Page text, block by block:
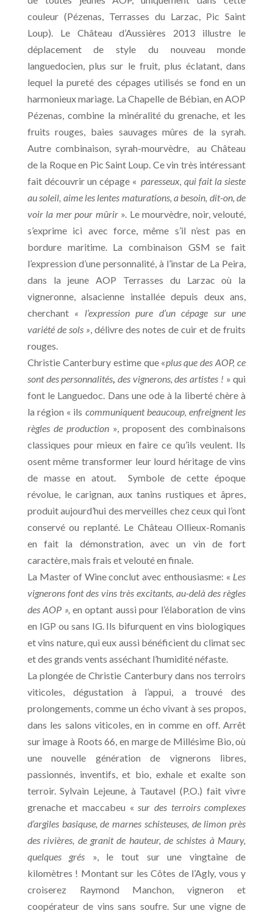
couleur (Pézenas, Terrasses du Larzac, Pic Saint
Loup). Le Château d’Aussières 2013 illustre le
déplacement de style du nouveau monde
languedocien, plus sur le fruit, plus éclatant, dans
lequel la pureté des cépages utilisés se fond en un
harmonieux mariage. La Chapelle de Bébian, en AOP
Pézenas, combine la minéralité du grenache, et les
fruits rouges, baies sauvages mûres de la syrah.
Autre combinaison, syrah-mourvèdre, au Château
de la Roque en Pic Saint Loup. Ce vin très intéressant
fait découvrir un cépage «paresseux, qui fait la sieste
au soleil, aime les lentes maturations, a besoin, dit-on, de
voir la mer pour mûrir». Le mourvèdre, noir, velouté,
s’exprime ici avec force, même s’il n’est pas en
bordure maritime. La combinaison GSM se fait
l’expression d’une personnalité, à l’instar de La Peira,
dans la jeune AOP Terrasses du Larzac où la
vigneronne, alsacienne installée depuis deux ans,
cherchant« l’expression pure d’un cépage sur une
variété de sols », délivre des notes de cuir et de fruits
rouges.
Christie Canterbury estime que «plus que des AOP, ce
sont des personnalités, des vignerons, des artistes ! » qui
font le Languedoc. Dans une ode à la liberté chère à
la région « ils communiquent beaucoup, enfreignent les
règles de production », proposent des combinaisons
classiques pour mieux en faire ce qu’ils veulent. Ils
osent même transformer leur lourd héritage de vins
de masse en atout. Symbole de cette époque
révolue, le carignan, aux tanins rustiques et âpres,
produit aujourd’hui des merveilles chez ceux qui l’ont
conservé ou replanté. Le Château Ollieux-Romanis
en fait la démonstration, avec un vin de fort
caractère, mais frais et velouté en finale.
La Master of Wine conclut avec enthousiasme: « Les
vignerons font des vins très excitants, au-delà des règles
des AOP », en optant aussi pour l’élaboration de vins
en IGP ou sans IG. Ils bifurquent en vins biologiques
et vins nature, qui eux aussi bénéficient du climat sec
et des grands vents asséchant l’humidité néfaste.
La plongée de Christie Canterbury dans nos terroirs
viticoles, dégustation à l’appui, a trouvé des
prolongements, comme un écho vivant à ses propos,
dans les salons viticoles, en in comme en off. Arrêt
sur image à Roots 66, en marge de Millésime Bio, où
une nouvelle génération de vignerons libres,
passionnés, inventifs, et bio, exhale et exalte son
terroir. Sylvain Lejeune, à Tautavel (P.O.) fait vivre
grenache et maccabeu «sur des terroirs complexes
d’argiles basiquse, de marnes schisteuses, de limon près
des rivières, de granit de hauteur, de schistes à Maury,
quelques grés », le tout sur une vingtaine de
kilomètres ! Montant sur les Côtes de l’Agly, vous y
croiserez Raymond Manchon, vigneron et
coopérateur de vins sans soufre. Sur une vigne de